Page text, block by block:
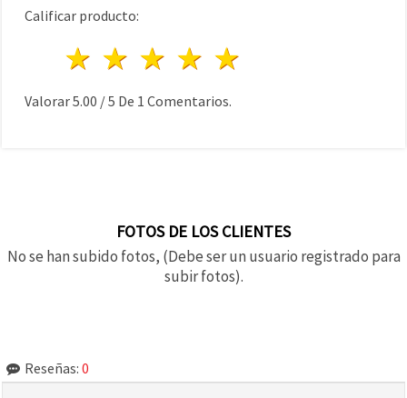
Calificar producto:
4 estrellas
3 estrellas
2 estrellas
1 estrella
Valorar5.00 /5 De 1 Comentarios.
FOTOS DE LOS CLIENTES
No se han subido fotos, (Debe ser un usuario registrado para
subir fotos).
Reseñas: 0